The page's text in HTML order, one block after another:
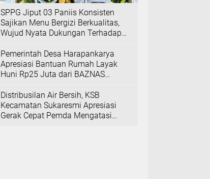
SPPG Jiput 03 Paniis Konsisten
Sajikan Menu Bergizi Berkualitas,
Wujud Nyata Dukungan Terhadap
Pemerintah Desa Harapankarya
Apresiasi Bantuan Rumah Layak
Huni Rp25 Juta dari BAZNAS
Distribusilan Air Bersih, KSB
Kecamatan Sukaresmi Apresiasi
Gerak Cepat Pemda Mengatasi